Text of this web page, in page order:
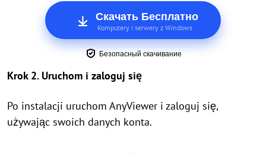
Скачать Бесплатно
Komputery i serwery z Windows
Безопасный скачивание
Krok 2. Uruchom i zaloguj się
Po instalacji uruchom AnyViewer i zaloguj się,
używając swoich danych konta.